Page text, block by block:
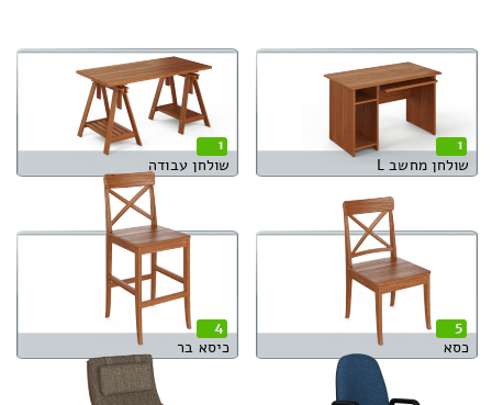
1
שולחן מחשב L
1
שולחן עבודה
5
כסא
4
כיסא בר